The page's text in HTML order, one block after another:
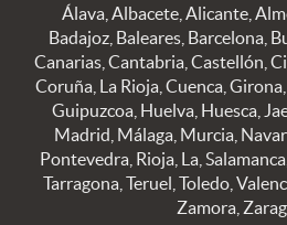
Álava, Albacete, Alicante,
Badajoz, Baleares, Barcelona,
Canarias, Cantabria, Castellón,
Coruña, La Rioja, Cuenca,
Guipuzcoa, Huelva, Huesca,
Madrid, Málaga, Murcia,
Pontevedra, Rioja, La,
Tarragona, Teruel, Toledo,
Zamora,